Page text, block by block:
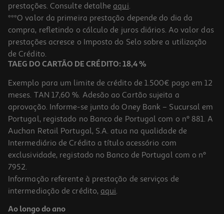
Notas Autocol.formas Auchan 40fls Cosmic Vibes
0.75 €/un
Price reduced from
0,99 €to
0,75 €
Promoção
Estojo Auchan C/pendente Love
2.99 €/un
prestações. Consulte detalhe aqui.
***O valor da primeira prestação depende do dia da
compra, refletindo o cálculo de juros diários. Ao valor das
prestações acresce o Imposto do Selo sobre a utilização
de Crédito.
TAEG DO CARTÃO DE CRÉDITO: 18,4 %
Exemplo para um limite de crédito de 1.500€ pago em 12
meses. TAN 17,60 %. Adesão ao Cartão sujeita a
aprovação. Informe-se junto do Oney Bank – Sucursal em
Portugal, registado no Banco de Portugal com o nº 881. A
Auchan Retail Portugal, S.A. atua na qualidade de
Intermediário de Crédito a título acessório com
exclusividade, registado no Banco de Portugal com o nº
7952.
Informação referente à prestação de serviços de
intermediação de crédito, aqui.
Ao longo do ano